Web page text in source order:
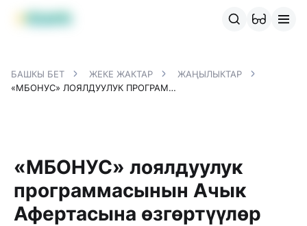
MBANK өнүмдөрү
БАШКЫ БЕТ ЖЕКЕ ЖАКТАР
ЖАҢЫЛЫКТАР
«МБОНУС» ЛОЯЛДУУЛУК ПРОГРАММАСЫНЫН АЧЫК АФЕРТАСЫНА ӨЗГӨРТҮҮЛӨР
«МБОНУС» лоялдуулук
программасынын Ачык
Афертасына өзгөртүүлөр